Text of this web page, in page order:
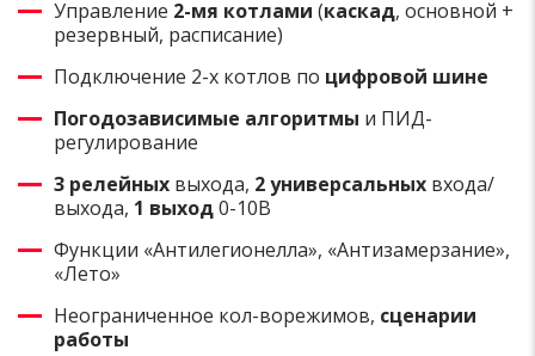
Управление 2-мя котлами (каскад, основной +
резервный, расписание)
Подключение 2-х котлов по цифровой шине
Погодозависимые алгоритмы и ПИД-
регулирование
3 релейных выхода, 2 универсальных входа/
выхода, 1 выход0-10В
Функции «Антилегионелла», «Антизамерзание»,
«Лето»
Неограниченное кол-ворежимов, сценарии
работы